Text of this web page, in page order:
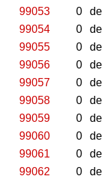
99053
0 de
99054
0 de
99055
0 de
99056
0 de
99057
0 de
99058
0 de
99059
0 de
99060
0 de
99061
0 de
99062
0 de